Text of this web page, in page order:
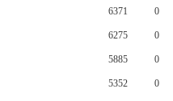
6371 0
6275 0
5885 0
5352 0